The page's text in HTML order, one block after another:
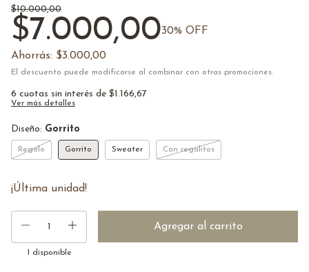
$10.000,00
$7.000,0030% OFF
Ahorrás: $3.000,00
El descuento puede modificarse al combinar con otras promociones.
6 cuotas sin interés de $1.166,67
Ver más detalles
Diseño: Gorrito
Regalo Gorrito Sweater Con regalitos
¡Última unidad!
1 disponible